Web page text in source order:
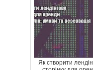
Як створити